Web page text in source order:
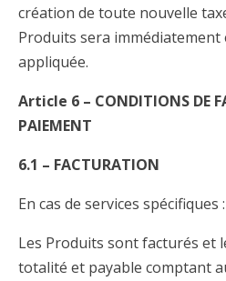
création de toute nouvelle
Produits sera
appliquée.
Article 6 – CONDITIONS DE
PAIEMENT
6.1 – FACTURATION
En cas de services spécifiques :
Les Produits sont facturés et
totalité et payable comptant